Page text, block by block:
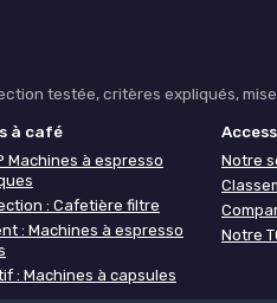
testée, critères expliqués,
à café
Machines à espresso
: Cafetière filtre
: Machines à espresso
: Machines à capsules
Notre
Notre